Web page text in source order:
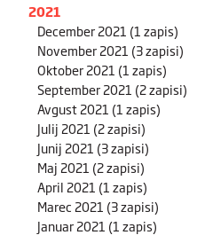
2021
December 2021 (1 zapis)
November 2021 (3 zapisi)
Oktober 2021 (1 zapis)
September 2021 (2 zapisi)
Avgust 2021 (1 zapis)
Julij 2021 (2 zapisi)
Junij 2021 (3 zapisi)
Maj 2021 (2 zapisi)
April 2021 (1 zapis)
Marec 2021 (3 zapisi)
Januar 2021 (1 zapis)